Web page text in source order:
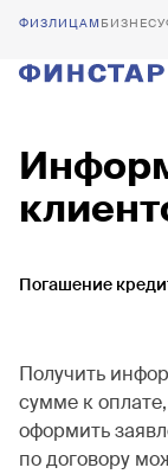
БИЗНЕСУ
Погашение
Получить
сумме к
оформить
по договору